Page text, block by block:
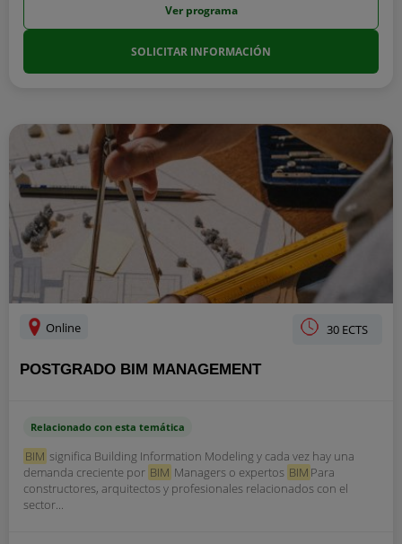
Ver programa
SOLICITAR INFORMACIÓN
Online 30 ECTS
POSTGRADO BIM MANAGEMENT
Relacionado con esta temática
BIM significa Building Information Modeling y cada vez hay una
demanda creciente por BIM Managers o expertos BIM Para
constructores, arquitectos y profesionales relacionados con el
sector...